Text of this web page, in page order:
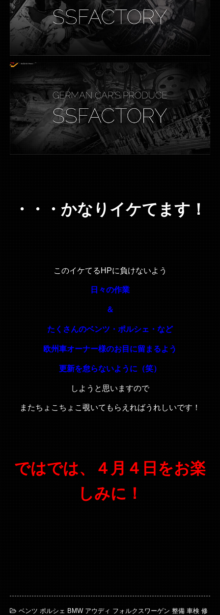
・・・かなりイケてます！
このイケてるHPに負けないよう
日々の作業
＆
たくさんのベンツ・ポルシェ・など
欧州車オーナー様のお目に留まるよう
更新を怠らないように（笑）
しようと思いますので
またちょこちょこ覗いてもらえればうれしいです！
ではでは、
４月４日をお楽
しみに！
ベンツ ポルシェ BMW アウディ フォルクスワーゲン 整備 車検 修